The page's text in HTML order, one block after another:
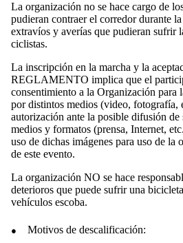
La organización no se hace cargo de
pudieran contraer el corredor durante
extravíos y averías que pudieran sufrir
ciclistas.
La inscripción en la marcha y la
REGLAMENTO implica que el
consentimiento a la Organización para
por distintos medios (video, fotografía,
autorización ante la posible difusión de
medios y formatos (prensa, Internet,
uso de dichas imágenes para uso de
de este evento.
La organización NO se hace
deterioros que puede sufrir una
vehículos escoba.
● Motivos de descalificación: